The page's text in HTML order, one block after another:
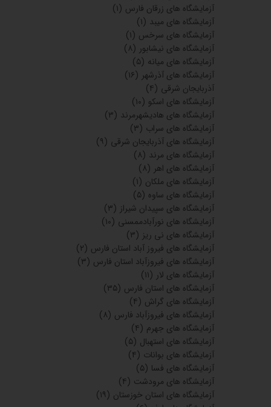
آزمایشگاه های زرقان فارس (۱)
آزمایشگاه های میبد (۱)
آزمایشگاه های سرخس (۱)
آزمایشگاه های نیشابور (۸)
آزمایشگاه های میانه (۵)
آزمایشگاه های آذرشهر (۱۶)
آذربایجان شرقی (۴)
آزمایشگاه های اسکو (۱۰)
آزمایشگاه های هادیشهرمرند (۳)
آزمایشگاه های سراب (۳)
آزمایشگاه های آذربایجان شرقی (۹)
آزمایشگاه های مرند (۸)
آزمایشگاه های اهر (۸)
آزمایشگاه های ملکان (۱)
آزمایشگاه های ساوه (۵)
آزمایشگاه های سپیدان شیراز (۳)
آزمایشگاه های نورآبادممسنی (۱۰)
آزمایشگاه های نی ریز (۳)
آزمایشگاه های فیروز آباد استان فارس (۲)
آزمایشگاه های فیروزآباد استان فارس (۳)
آزمایشگاه های لار (۱۱)
آزمایشگاه های استان فارس (۳۵)
آزمایشگاه های گراش (۴)
آزمایشگاه های فیروزآباد فارس (۸)
آزمایشگاه های جهرم (۴)
آزمایشگاه های استهبال (۵)
آزمایشگاه های بوانات (۴)
آزمایشگاه های فسا (۵)
آزمایشگاه های مرودشت (۴)
آزمایشگاه های استان خوزستان (۱۹)